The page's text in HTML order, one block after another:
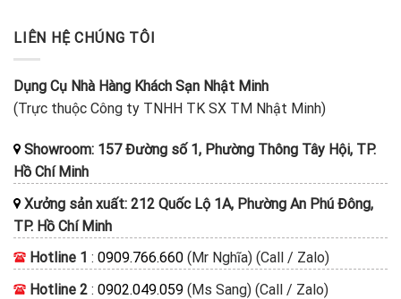
LIÊN HỆ CHÚNG TÔI
Dụng Cụ Nhà Hàng Khách Sạn Nhật Minh
(Trực thuộc Công ty TNHH TK SX TM Nhật Minh)
Showroom: 157 Đường số 1, Phường Thông Tây Hội, TP.
Hồ Chí Minh
Xưởng sản xuất: 212 Quốc Lộ 1A, Phường An Phú Đông,
TP. Hồ Chí Minh
Hotline 1 : 0909.766.660 (Mr Nghĩa) (Call / Zalo)
Hotline 2 : 0902.049.059 (Ms Sang) (Call / Zalo)